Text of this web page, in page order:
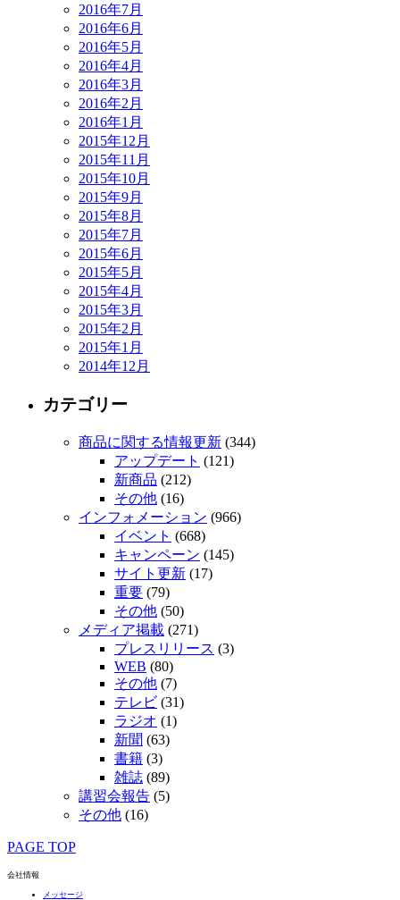
2016年7月
2016年6月
2016年5月
2016年4月
2016年3月
2016年2月
2016年1月
2015年12月
2015年11月
2015年10月
2015年9月
2015年8月
2015年7月
2015年6月
2015年5月
2015年4月
2015年3月
2015年2月
2015年1月
2014年12月
カテゴリー
商品に関する情報更新 (344)
アップデート (121)
新商品 (212)
その他 (16)
インフォメーション (966)
イベント (668)
キャンペーン (145)
サイト更新 (17)
重要 (79)
その他 (50)
メディア掲載 (271)
プレスリリース (3)
WEB (80)
その他 (7)
テレビ (31)
ラジオ (1)
新聞 (63)
書籍 (3)
雑誌 (89)
講習会報告 (5)
その他 (16)
PAGE TOP
会社情報
メッセージ